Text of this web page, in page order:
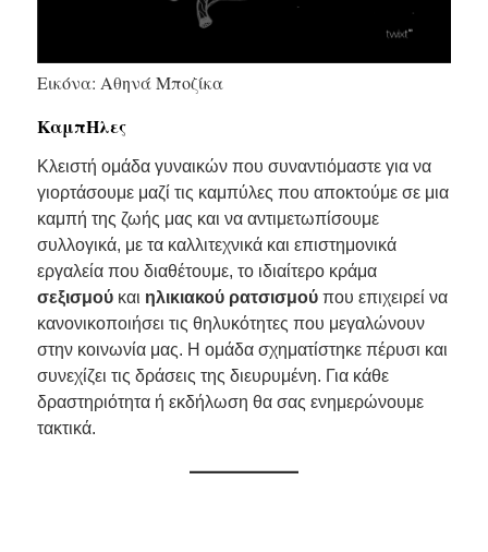
Εικόνα: Αθηνά Μποζίκα
ΚαμπΗλες
Κλειστή ομάδα γυναικών που συναντιόμαστε για να
γιορτάσουμε μαζί τις καμπύλες που αποκτούμε σε μια
καμπή της ζωής μας και να αντιμετωπίσουμε
συλλογικά, με τα καλλιτεχνικά και επιστημονικά
εργαλεία που διαθέτουμε, το ιδιαίτερο κράμα
σεξισμού και ηλικιακού ρατσισμούπου επιχειρεί να
κανονικοποιήσει τις θηλυκότητες που μεγαλώνουν
στην κοινωνία μας. Η ομάδα σχηματίστηκε πέρυσι και
συνεχίζει τις δράσεις της διευρυμένη. Για κάθε
δραστηριότητα ή εκδήλωση θα σας ενημερώνουμε
τακτικά.